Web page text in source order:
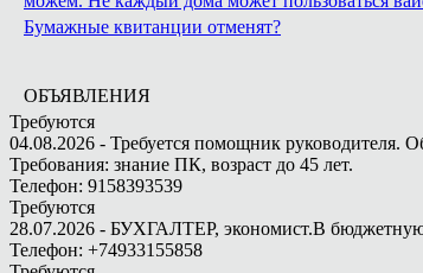
Бумажные квитанции отменят?
ОБЪЯВЛЕНИЯ
Требуются
04.08.2026 - Требуется помощник руководителя.
Требования: знание ПК, возраст до 45 лет.
Телефон: 9158393539
Требуются
28.07.2026 - БУХГАЛТЕР, экономист.В
Телефон: +74933155858